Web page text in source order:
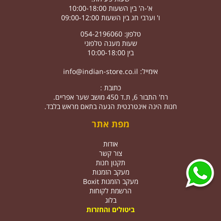
א'-ה' בין השעות 10:00-18:00
ו' וערבי חג בין השעות 09:00-12:00
טלפון: 054-2196060
שעות מענה טלפוני
בין 10:00-18:00
אימייל: info@indian-store.co.il
כתובת :
רח' התבור 6, ת.ד 450 מושב שער אפריים.
חנות הינה אינטרנטית הגעה בתאם מראש בלבד.
מפת אתר
אודות
צור קשר
תקנון חנות
מעקב הזמנות
מעקב הזמנות Boxit
הרשמת לקוחות
בלוג
ביטולים והחזרות